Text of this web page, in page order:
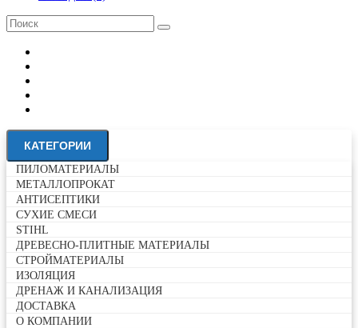
КАТЕГОРИИ
ПИЛОМАТЕРИАЛЫ
МЕТАЛЛОПРОКАТ
АНТИСЕПТИКИ
СУХИЕ СМЕСИ
STIHL
ДРЕВЕСНО-ПЛИТНЫЕ МАТЕРИАЛЫ
СТРОЙМАТЕРИАЛЫ
ИЗОЛЯЦИЯ
ДРЕНАЖ И КАНАЛИЗАЦИЯ
ДОСТАВКА
О КОМПАНИИ